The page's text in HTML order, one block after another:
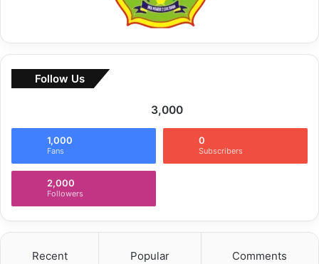
Follow Us
3,000
1,000
Fans
0
Subscribers
2,000
Followers
Recent Popular Comments